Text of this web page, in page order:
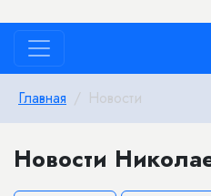
Главная Новости
Новости